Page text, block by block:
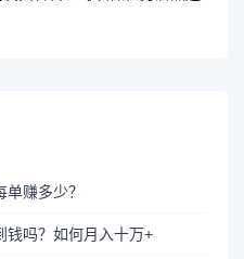
赚多少？
钱吗？如何月入十万+